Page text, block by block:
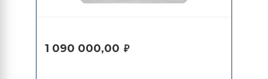
1 090 000,00 ₽